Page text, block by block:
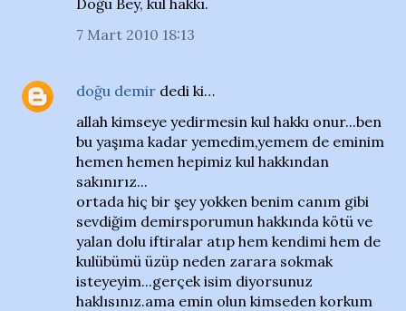
Doğu Bey, kul hakkı.
7 Mart 2010 18:13
doğu demir dedi ki…
allah kimseye yedirmesin kul hakkı onur...ben
bu yaşıma kadar yemedim,yemem de eminim
hemen hemen hepimiz kul hakkından
sakınırız...
ortada hiç bir şey yokken benim canım gibi
sevdiğim demirsporumun hakkında kötü ve
yalan dolu iftiralar atıp hem kendimi hem de
kulübümü üzüp neden zarara sokmak
isteyeyim...gerçek isim diyorsunuz
haklısınız.ama emin olun kimseden korkum